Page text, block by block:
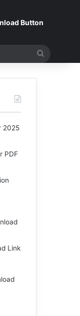
Button
2025
PDF
Link